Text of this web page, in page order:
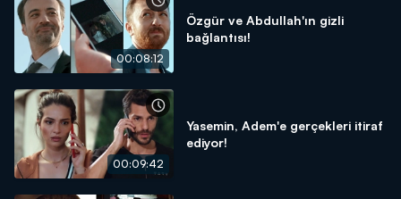
00:08:12
Özgür ve Abdullah'ın gizli
bağlantısı!
00:09:42
Yasemin, Adem'e gerçekleri itiraf
ediyor!